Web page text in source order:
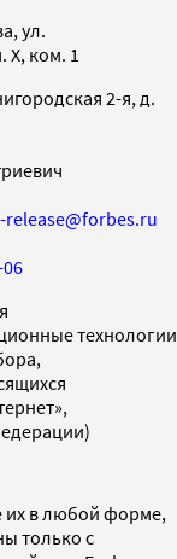
ул.
X, ком. 1
2-я, д.
release@forbes.ru
технологии
их в любой форме,
только с